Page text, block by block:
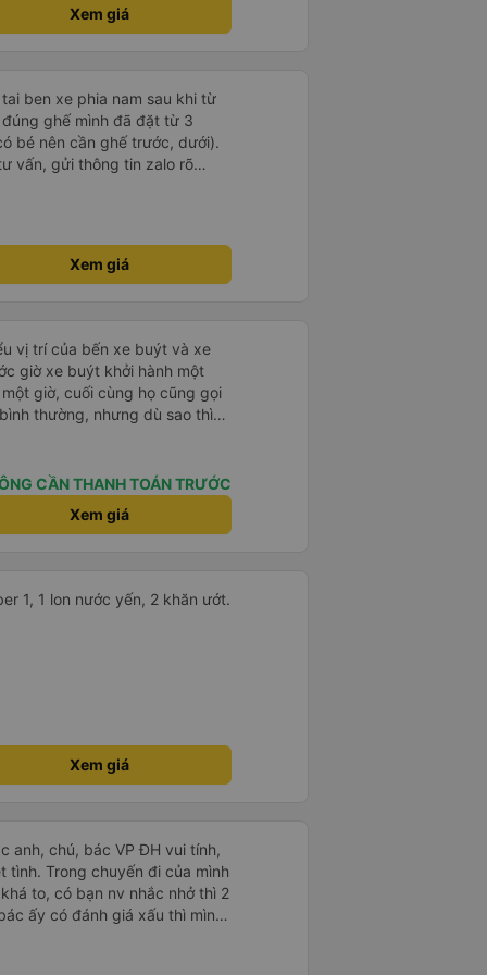
chuyển á, k thì mình chủ
sạch sẽ, thơm tho, thích lắm.
xế ban ngày bật nhạc rock
là anh ấy đã tắt loa phía sau
Xem giá
ben xe phia nam sau khi từ
ghế mình đã đặt từ 3
bé nên cần ghế trước, dưới).
vấn, gửi thông tin zalo rõ
xe mới toanh, sạch sẽ
cảnh cực chill, các anh
tâm lý. 10 điểm không nhưng.
nhà, bạn bè đi xe này. ưng
ơn xe kia để mình bít đến
Xem giá
vị trí của bến xe buýt và xe
giờ xe buýt khởi hành một
giờ, cuối cùng họ cũng gọi
thường, nhưng dù sao thì
tôi rất thoải mái. Sẽ tuyệt
Nhưng tôi thích nó nên tôi
nhiều.
CẦN THANH TOÁN TRƯỚC
Xem giá
1, 1 lon nước yến, 2 khăn ướt.
Xem giá
anh, chú, bác VP ĐH vui tính,
đi của mình
to, có bạn nv nhắc nhở thì 2
ấy có đánh giá xấu thì mình
rất đúng. 2 bác nói rất to. To